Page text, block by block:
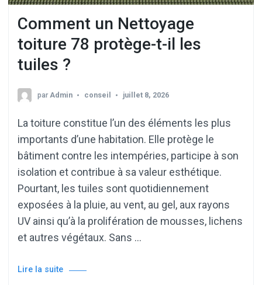
Comment un Nettoyage
toiture 78 protège-t-il les
tuiles ?
par Admin conseil juillet 8, 2026
La toiture constitue l’un des éléments les plus
importants d’une habitation. Elle protège le
bâtiment contre les intempéries, participe à son
isolation et contribue à sa valeur esthétique.
Pourtant, les tuiles sont quotidiennement
exposées à la pluie, au vent, au gel, aux rayons
UV ainsi qu’à la prolifération de mousses, lichens
et autres végétaux. Sans …
Lire la suite